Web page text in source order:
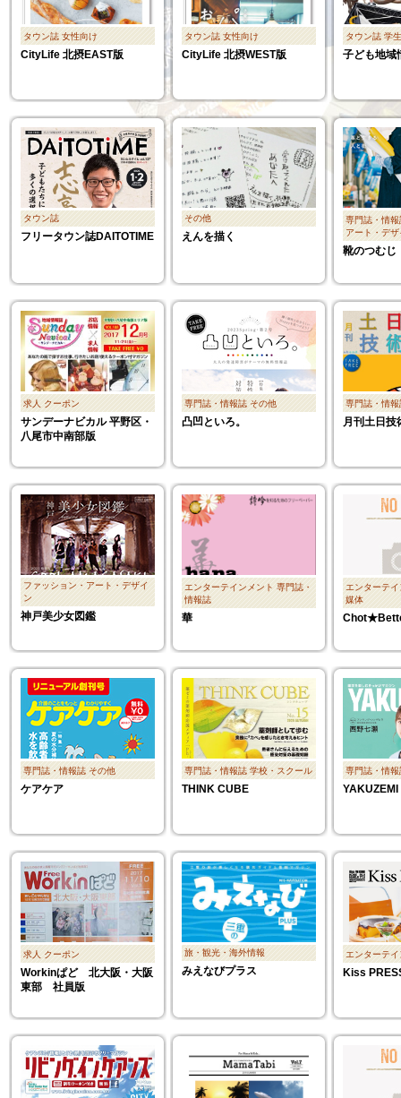
タウン誌 女性向け
CityLife 北摂EAST版
タウン誌 女性向け
CityLife 北摂WEST版
タウン誌 学
子ども地域
タウン誌
フリータウン誌DAITOTIME
その他
えんを描く
専門誌・情報
アート・デザ
靴のつむじ
求人 クーポン
サンデーナビカル 平野区・
八尾市中南部版
専門誌・情報誌 その他
凸凹といろ。
専門誌・情報
月刊土日技
ファッション・アート・デザイ
ン
神戸美少女図鑑
エンターテインメント 専門誌・
情報誌
華
エンターテ
媒体
専門誌・情報誌 その他
ケアケア
専門誌・情報誌 学校・スクール
THINK CUBE
専門誌・情報
YAKUZEMI
求人 クーポン
Workinぱど 北大阪・大阪
東部 社員版
旅・観光・海外情報
みえなびプラス
エンターテ
Kiss